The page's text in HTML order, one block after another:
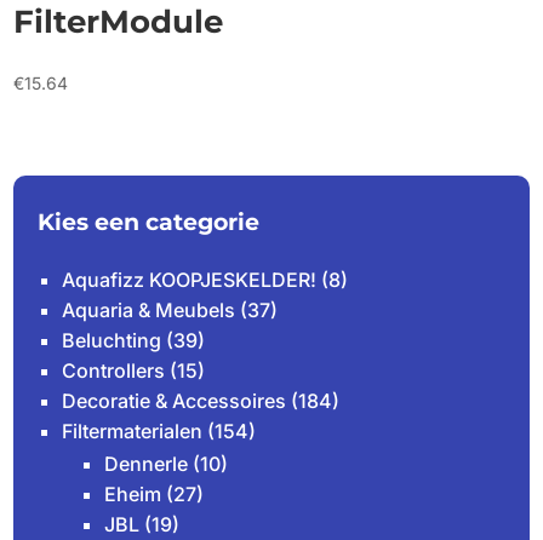
FilterModule
€15.64
Kies een categorie
Aquafizz KOOPJESKELDER! (8)
Aquaria & Meubels (37)
Beluchting (39)
Controllers (15)
Decoratie & Accessoires (184)
Filtermaterialen (154)
Dennerle (10)
Eheim (27)
JBL (19)